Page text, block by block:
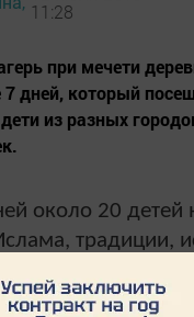
11:28
при мечети
7 дней, который
из разных
около 20 детей
традиции,
нравственное
хазрат